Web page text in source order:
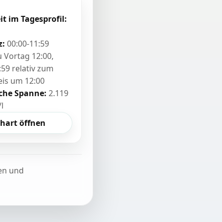
im Tagesprofil:
00:00-11:59
Vortag 12:00,
relativ zum
um 12:00
Spanne: 2.119
öffnen
und